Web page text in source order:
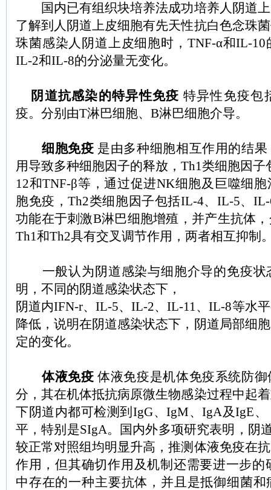
国内已有组织块培养法成功培养人阴道上
了解到人阴道上皮细胞有先天性抗白色念珠
珠菌感染人阴道上皮细胞时，TNF-α和IL-
IL-2和IL-8的分泌量无变化。
阴道抗感染的特异性免疫 特异性免疫包
疫。分别由T淋巴细胞、B淋巴细胞介导。
细胞免疫 是由多种细胞相互作用的结
用导致多种细胞因子的释放，Th1类细胞因
12和TNF-β等，通过促进NK细胞及巨噬细
胞免疫，Th2类细胞因子包括IL-4、IL-5、
功能在于刺激B淋巴细胞增殖，并产生抗体
Th1和Th2具有交叉调节作用，两者相互抑制
一般认为阴道感染与细胞介导的免疫状
明，不同的阴道感染状态下，
阴道内IFN-r、IL-5、IL-2、IL-11、IL-8等水
降低，说明在阴道感染状态下，阴道局部细
定的变化。
体液免疫 体液免疫是机体免疫系统防
分，其在机体抵抗病原微生物感染过程中起
下阴道内都可检测到IgG、IgM、IgA及IgE
平，特别是SIgA。国内外多项研究表明，阴
较正常对照组均明显升高，推测体液免疫在
作用，但其确切作用及机制还需要进一步的
中存在的一种主要抗体，并且是抵御细菌